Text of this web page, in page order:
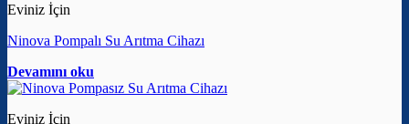
Eviniz İçin
Ninova Pompalı Su Arıtma Cihazı
Devamını oku
Eviniz İçin